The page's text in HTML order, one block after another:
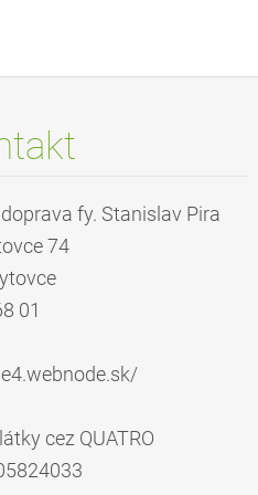
fy. Stanislav Pira
74
01
cez QUATRO